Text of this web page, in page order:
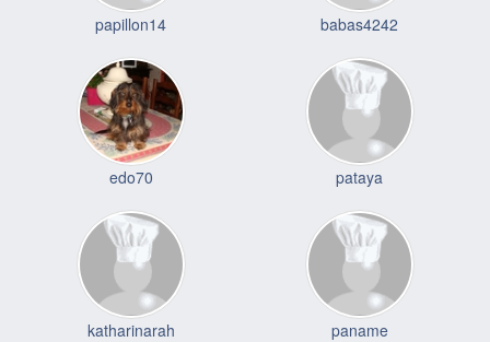
papillon14 babas4242
edo70 pataya
katharinarah paname